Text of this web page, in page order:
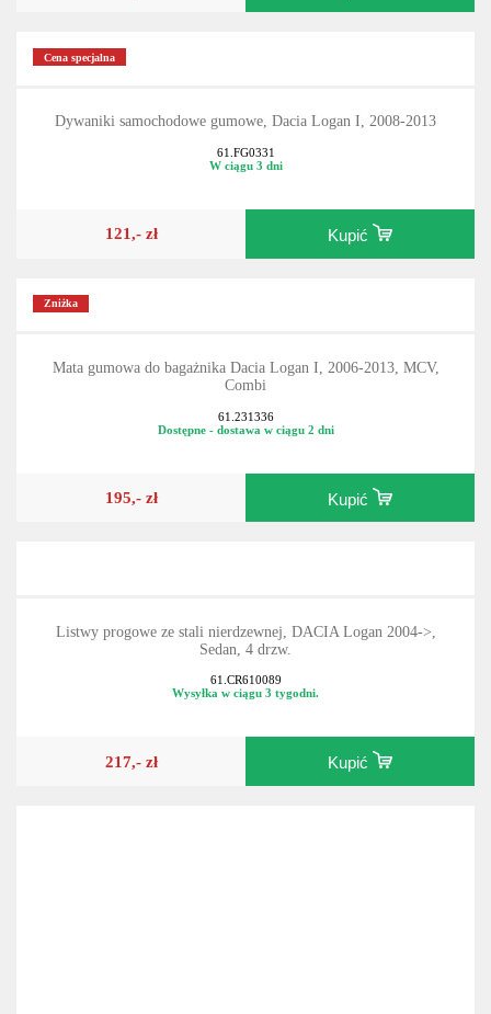
Cena specjalna
Dywaniki samochodowe gumowe, Dacia Logan I, 2008-2013
61.FG0331
W ciągu 3 dni
121,- zł Kupić
Zniżka
Mata gumowa do bagażnika Dacia Logan I, 2006-2013, MCV,
Combi
61.231336
Dostępne - dostawa w ciągu 2 dni
195,- zł Kupić
Listwy progowe ze stali nierdzewnej, DACIA Logan 2004->,
Sedan, 4 drzw.
61.CR610089
Wysyłka w ciągu 3 tygodni.
217,- zł Kupić